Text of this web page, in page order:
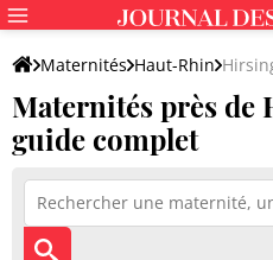
Maternités Haut-Rhin
Maternités près de
guide complet